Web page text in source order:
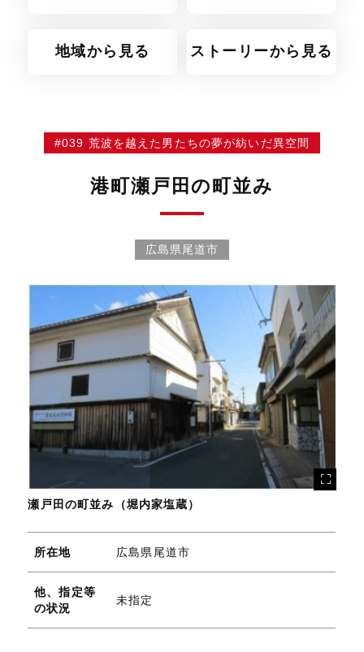
地域から見る ストーリーから見る
#039 荒波を越えた男たちの夢が紡いだ異空間
港町瀬戸田の町並み
広島県尾道市
瀬戸田の町並み（堀内家塩蔵）
所在地 広島県尾道市
他、指定等
の状況
未指定